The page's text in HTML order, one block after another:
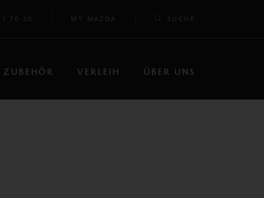
70 20 MY MAZDA SUCHE
ZUBEHÖR VERLEIH ÜBER UNS